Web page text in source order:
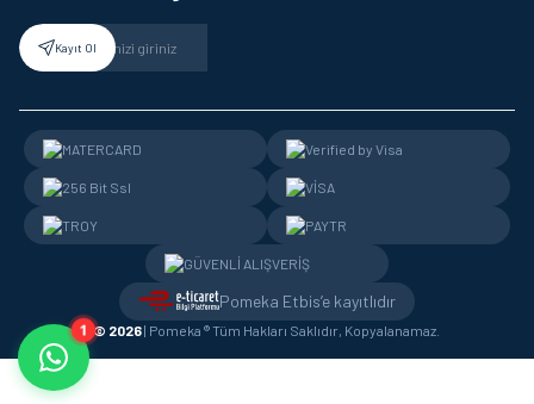
1
Kayıt Ol
Pomeka Etbis’e kayıtlıdır
© 2026| Pomeka ® Tüm Hakları Saklıdır, Kopyalanamaz.